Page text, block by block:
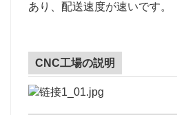
あり、配送速度が速いです。
CNC工場の説明